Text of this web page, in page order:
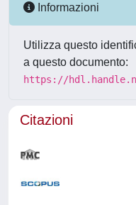
Informazioni
Utilizza questo
a questo documento:
https://
Citazioni